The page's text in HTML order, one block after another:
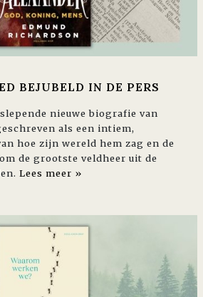
BEJUBELD IN DE PERS
nieuwe biografie van
als een intiem,
hoe zijn wereld hem zag en de
de grootste veldheer uit de
Lees meer »